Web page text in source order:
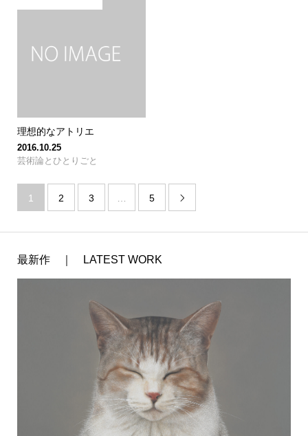
理想的なアトリエ
2016.10.25
芸術論とひとりごと
1 2 3 5 
最新作 ｜ LATEST WORK